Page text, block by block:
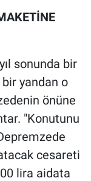
sonunda bir
yandan o
önüne
"Konutunu
cesareti
lira aidata